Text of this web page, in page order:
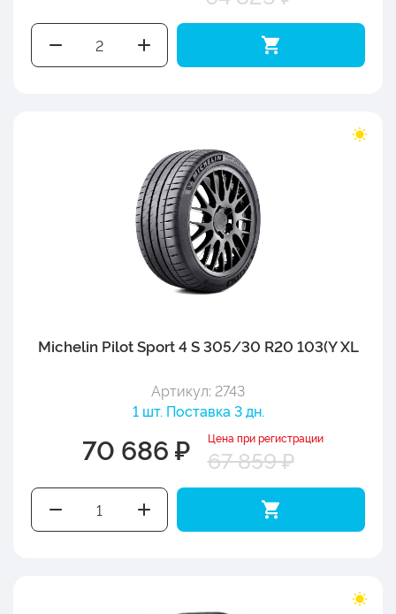
Michelin Pilot Sport 4 S 305/30 R20 103(Y XL
Артикул: 2743
1 шт. Поставка 3 дн.
70 686 ₽ Цена при регистрации
67 859 ₽